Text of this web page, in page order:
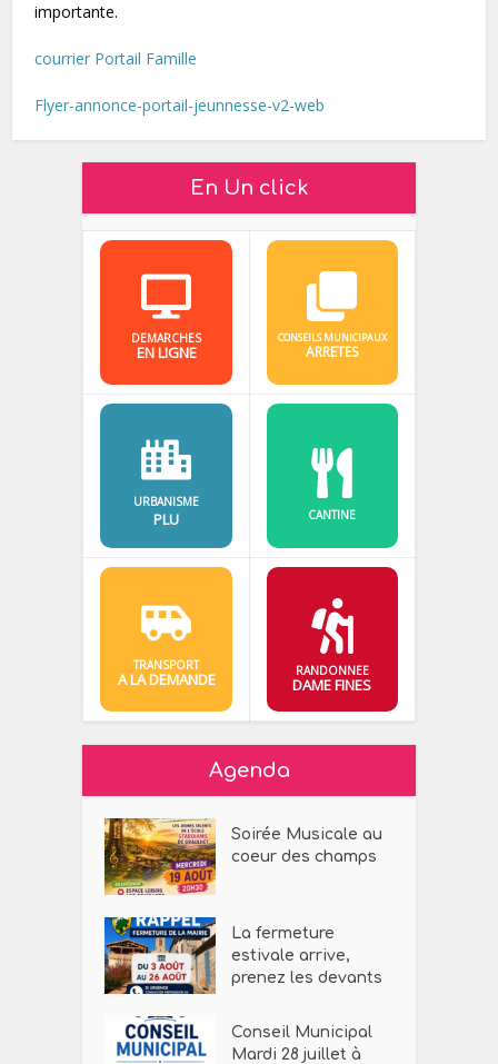
importante.
courrier Portail Famille
Flyer-annonce-portail-jeunnesse-v2-web
En Un click
DEMARCHES
EN LIGNE
CONSEILS MUNICIPAUX
ARRETES
URBANISME
PLU CANTINE
TRANSPORT
A LA DEMANDE RANDONNEE
DAME FINES
Agenda
Soirée Musicale au
coeur des champs
La fermeture
estivale arrive,
prenez les devants
Conseil Municipal
Mardi 28 juillet à